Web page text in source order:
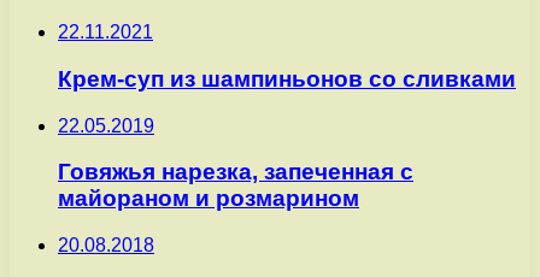
22.11.2021
Крем-суп из шампиньонов со сливками
22.05.2019
Говяжья нарезка, запеченная с
майораном и розмарином
20.08.2018